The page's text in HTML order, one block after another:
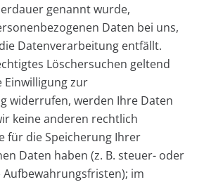
genannt wurde,
Daten bei uns,
Datenverarbeitung entfällt.
Löschersuchen geltend
Einwilligung zur
widerrufen, werden Ihre Daten
keine anderen rechtlich
für die Speicherung Ihrer
Daten haben (z. B. steuer- oder
im